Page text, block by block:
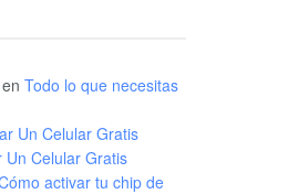
en Todo lo que necesitas
Un Celular Gratis
Un Celular Gratis
activar tu chip de